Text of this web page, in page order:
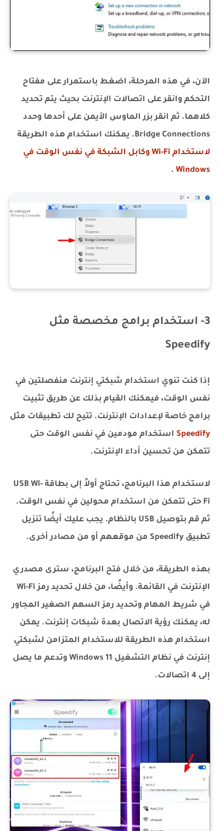
الآن، في هذه المرحلة، اضغط باستمرار على مفتاح
التحكم وانقر على اتصالات الإنترنت بحيث يتم تحديد
كلاهما. ثم انقر بزر الماوس الأيمن على أحدها وحدد
Bridge Connections. يمكنك استخدام هذه الطريقة
لاستخدام Wi-Fi وكابل الشبكة في نفس الوقت في
Windows
.
3- استخدام برامج مخصصة مثل
Speedify
إذا كنت تنوي استخدام شبكتي إنترنت منفصلتين في
نفس الوقت، فيمكنك القيام بذلك عن طريق تثبيت
برامج خاصة لإعدادات الإنترنت. تتيح لك تطبيقات مثل
Speedify استخدام مودمين في نفس الوقت حتى
تتمكن من تحسين أداء الإنترنت.
لاستخدام هذا البرنامج، تحتاج أولاً إلى بطاقة USB Wi-
Fi حتى تتمكن من استخدام محولين في نفس الوقت.
ثم قم بتوصيل USB بالنظام. يجب عليك أيضًا تنزيل
تطبيق Speedify من موقعهم أو من مصادر أخرى.
بهذه الطريقة، من خلال فتح البرنامج، سترى مصدري
الإنترنت في القائمة. وأيضًا، من خلال تحديد رمز Wi-Fi
في شريط المهام وتحديد رمز السهم الصغير المجاور
له، يمكنك رؤية الاتصال بعدة شبكات إنترنت. يمكن
استخدام هذه الطريقة للاستخدام المتزامن لشبكتي
إنترنت في نظام التشغيل Windows 11 وتدعم ما يصل
إلى 4 اتصالات.